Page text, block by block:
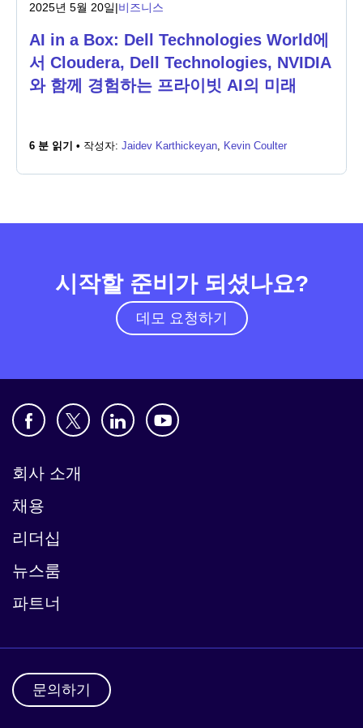
기술
공공 부문
의료
교육
2025년 5월 20일|비즈니스
AI in a Box: Dell Technologies World에
서 Cloudera, Dell Technologies, NVIDIA
와 함께 경험하는 프라이빗 AI의 미래
6 분 읽기 • 작성자: Jaidev Karthickeyan, Kevin Coulter
시작할 준비가 되셨나요?
데모 요청하기
회사 소개
채용
리더십
뉴스룸
파트너
문의하기